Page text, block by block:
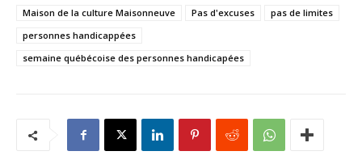
Maison de la culture Maisonneuve
Pas d'excuses
pas de limites
personnes handicappées
semaine québécoise des personnes handicapées